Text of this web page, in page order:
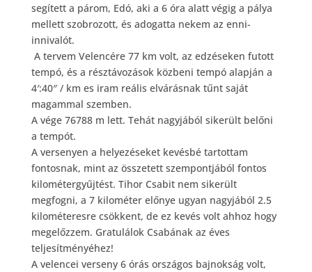
segített a párom, Edó, aki a 6 óra alatt végig a pálya
mellett szobrozott, és adogatta nekem az enni-
innivalót.
A tervem Velencére 77 km volt, az edzéseken futott
tempó, és a résztávozások közbeni tempó alapján a
4′:40″ / km es iram reális elvárásnak tűnt saját
magammal szemben.
A vége 76788 m lett. Tehát nagyjából sikerült belőni
a tempót.
A versenyen a helyezéseket kevésbé tartottam
fontosnak, mint az összetett szempontjából fontos
kilométergyűjtést. Tihor Csabit nem sikerült
megfogni, a 7 kilométer előnye ugyan nagyjából 2.5
kilométeresre csökkent, de ez kevés volt ahhoz hogy
megelőzzem. Gratulálok Csabának az éves
teljesítményéhez!
A velencei verseny 6 órás országos bajnokság volt,